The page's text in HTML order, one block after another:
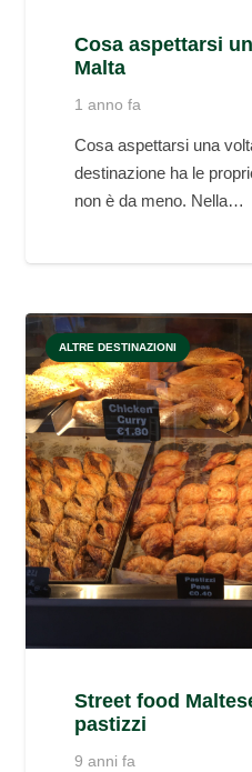
Cosa aspettarsi
Malta
1 anno fa
Cosa aspettarsi una
destinazione ha le
non è da meno. Nella…
ALTRE DESTINAZIONI
Street food
pastizzi
9 anni fa